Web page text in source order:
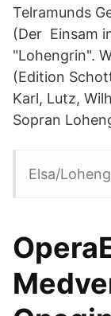
Telramunds
(Der Einsam
"Lohengrin".
(Edition
Karl, Lutz,
Sopran
Elsa/